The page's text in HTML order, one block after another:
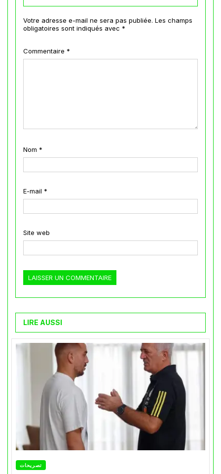
Votre adresse e-mail ne sera pas publiée. Les champs
obligatoires sont indiqués avec *
Commentaire *
Nom *
E-mail *
Site web
LIRE AUSSI
تصريحات